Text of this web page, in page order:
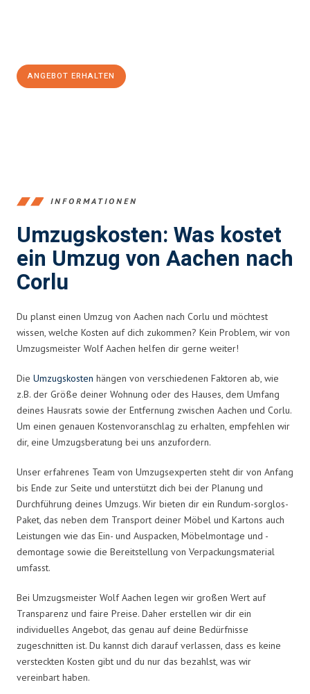
ANGEBOT ERHALTEN
INFORMATIONEN
Umzugskosten: Was kostet
ein Umzug von Aachen nach
Corlu
Du planst einen Umzug von Aachen nach Corlu und möchtest
wissen, welche Kosten auf dich zukommen? Kein Problem, wir von
Umzugsmeister Wolf Aachen helfen dir gerne weiter!
Die Umzugskosten hängen von verschiedenen Faktoren ab, wie
z.B. der Größe deiner Wohnung oder des Hauses, dem Umfang
deines Hausrats sowie der Entfernung zwischen Aachen und Corlu.
Um einen genauen Kostenvoranschlag zu erhalten, empfehlen wir
dir, eine Umzugsberatung bei uns anzufordern.
Unser erfahrenes Team von Umzugsexperten steht dir von Anfang
bis Ende zur Seite und unterstützt dich bei der Planung und
Durchführung deines Umzugs. Wir bieten dir ein Rundum-sorglos-
Paket, das neben dem Transport deiner Möbel und Kartons auch
Leistungen wie das Ein- und Auspacken, Möbelmontage und -
demontage sowie die Bereitstellung von Verpackungsmaterial
umfasst.
Bei Umzugsmeister Wolf Aachen legen wir großen Wert auf
Transparenz und faire Preise. Daher erstellen wir dir ein
individuelles Angebot, das genau auf deine Bedürfnisse
zugeschnitten ist. Du kannst dich darauf verlassen, dass es keine
versteckten Kosten gibt und du nur das bezahlst, was wir
vereinbart haben.